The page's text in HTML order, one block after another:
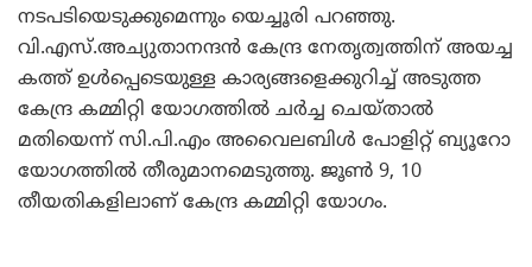
നടപടിയെടുക്കുമെന്നും യെച്ചൂരി പറഞ്ഞു.
വി.എസ്.അച്യുതാനന്ദന്‍ കേന്ദ്ര നേതൃത്വത്തിന് അയച്ച
കത്ത് ഉള്‍പ്പെടെയുള്ള കാര്യങ്ങളെക്കുറിച്ച് അടുത്ത
കേന്ദ്ര കമ്മിറ്റി യോഗത്തില്‍ ചര്‍ച്ച ചെയ്താല്‍
മതിയെന്ന് സി.പി.എം അവൈലബിള്‍ പോളിറ്റ് ബ്യൂറോ
യോഗത്തില്‍ തീരുമാനമെടുത്തു. ജൂണ്‍ 9, 10
തീയതികളിലാണ് കേന്ദ്ര കമ്മിറ്റി യോഗം.